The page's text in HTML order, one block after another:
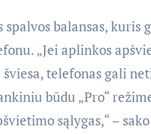
spalvos balansas,
„Jei aplinkos
telefonas gali
būdu „Pro“
sąlygas,“ –